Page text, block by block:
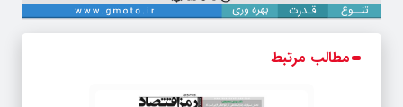
مطالب مرتبط